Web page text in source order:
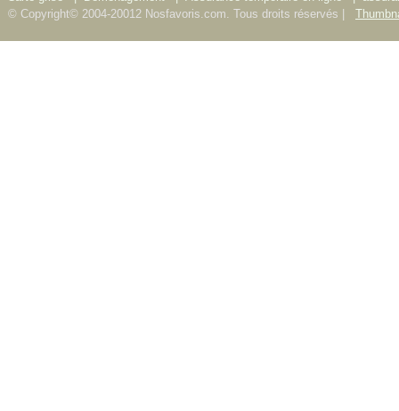
© Copyright© 2004-20012 Nosfavoris.com. Tous droits réservés |